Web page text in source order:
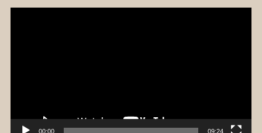
00:00 09:24